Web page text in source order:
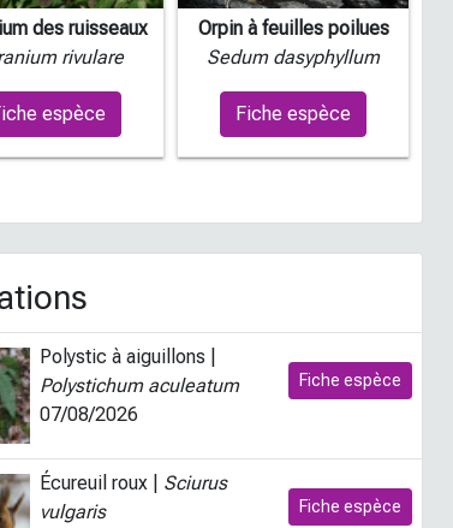
des ruisseaux
rivulare
espèce
Orpin à feuilles poilues
Sedum dasyphyllum
Fiche espèce
Fiche espèce
Polystic à aiguillons |
Polystichum aculeatum
07/08/2026
Fiche espèce
Écureuil roux | Sciurus
vulgaris